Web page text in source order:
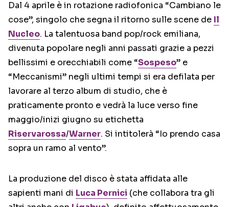
Dal 4 aprile è in rotazione radiofonica “Cambiano le
cose”, singolo che segna il ritorno sulle scene de Il
Nucleo. La talentuosa band pop/rock emiliana,
divenuta popolare negli anni passati grazie a pezzi
bellissimi e orecchiabili come “Sospeso” e
“Meccanismi” negli ultimi tempi si era defilata per
lavorare al terzo album di studio, che è
praticamente pronto e vedrà la luce verso fine
maggio/inizi giugno su etichetta
Riservarossa/Warner. Si intitolerà “Io prendo casa
sopra un ramo al vento”.
La produzione del disco è stata affidata alle
sapienti mani di Luca Pernici (che collabora tra gli